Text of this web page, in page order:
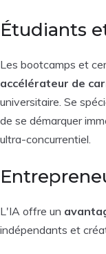
Étudiants
Les bootcamps et
accélérateur de
universitaire. Se
de se démarquer
ultra-concurrentiel.
L'IA offre un
indépendants et